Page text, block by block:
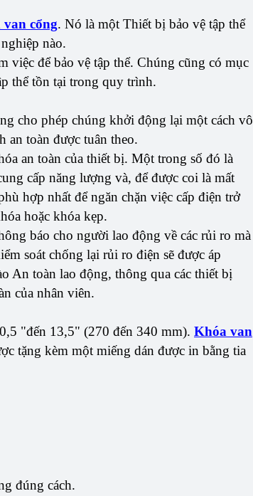
van cổng. Nó là một Thiết bị bảo vệ tập thể
nào.
việc để bảo vệ tập thể. Chúng cũng có mục
thể tồn tại trong quy trình.
cho phép chúng khởi động lại một cách vô
an toàn được tuân theo.
an toàn của thiết bị. Một trong số đó là
cấp năng lượng và, để được coi là mất
hợp nhất để ngăn chặn việc cấp điện trở
hoặc khóa kẹp.
báo cho người lao động về các rủi ro mà
soát chống lại rủi ro điện sẽ được áp
An toàn lao động, thông qua các thiết bị
của nhân viên.
"đến 13,5" (270 đến 340 mm). Khóa van
tặng kèm một miếng dán được in bằng tia
đúng cách.